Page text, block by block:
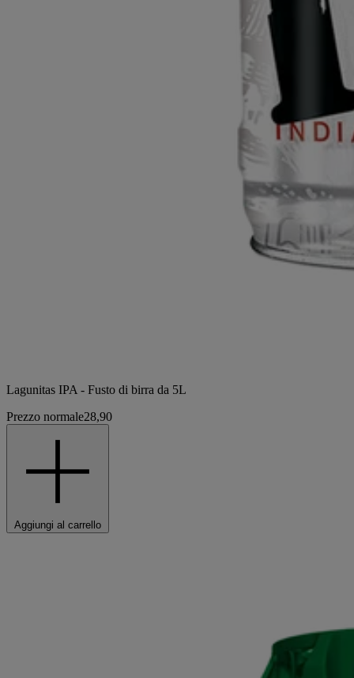
Lagunitas IPA - Fusto di birra da 5L
Prezzo normale28,90
Aggiungi al carrello